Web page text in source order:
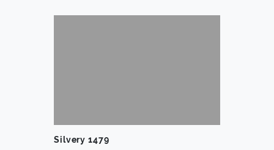
Silvery 1479